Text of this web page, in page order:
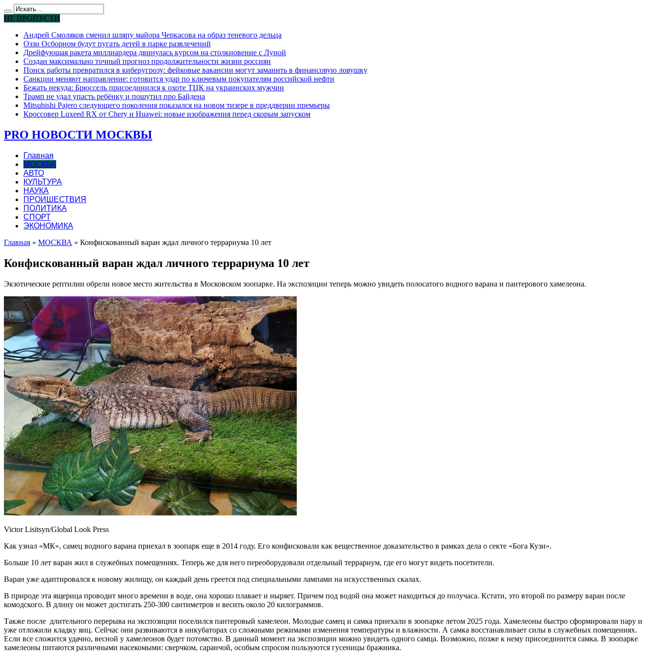
НЕ ПРОПУСТИ
Андрей Смоляков сменил шляпу майора Черкасова на образ теневого дельца
Оззи Осборном будут пугать детей в парке развлечений
Дрейфующая ракета миллиардера двинулась курсом на столкновение с Луной
Создан максимально точный прогноз продолжительности жизни россиян
Поиск работы превратился в киберугрозу: фейковые вакансии могут заманить в финансовую ловушку
Санкции меняют направление: готовится удар по ключевым покупателям российской нефти
Бежать некуда: Брюссель присоединился к охоте ТЦК на украинских мужчин
Трамп не удал упасть ребёнку и пошутил про Байдена
Mitsubishi Pajero следующего поколения показался на новом тизере в преддверии премьеры
Кроссовер Luxeed RX от Chery и Huawei: новые изображения перед скорым запуском
PRO НОВОСТИ МОСКВЫ
Главная
МОСКВА
АВТО
КУЛЬТУРА
НАУКА
ПРОИШЕСТВИЯ
ПОЛИТИКА
СПОРТ
ЭКОНОМИКА
Главная » МОСКВА » Конфискованный варан ждал личного террариума 10 лет
Конфискованный варан ждал личного террариума 10 лет
Экзотические рептилии обрели новое место жительства в Московском зоопарке. На экспозиции теперь можно увидеть полосатого водного варана и пантерового хамелеона.
Victor Lisitsyn/Global Look Press
Как узнал «МК», самец водного варана приехал в зоопарк еще в 2014 году. Его конфисковали как вещественное доказательство в рамках дела о секте «Бога Кузи».
Больше 10 лет варан жил в служебных помещениях. Теперь же для него переоборудовали отдельный террариум, где его могут видеть посетители.
Варан уже адаптировался к новому жилищу, он каждый день греется под специальными лампами на искусственных скалах.
В природе эта ящерица проводит много времени в воде, она хорошо плавает и ныряет. Причем под водой она может находиться до получаса. Кстати, это второй по размеру варан после
комодского. В длину он может достигать 250-300 сантиметров и весить около 20 килограммов.
Также после длительного перерыва на экспозиции поселился пантеровый хамелеон. Молодые самец и самка приехали в зоопарке летом 2025 года. Хамелеоны быстро сформировали пару и
уже отложили кладку яиц. Сейчас они развиваются в инкубаторах со сложными режимами изменения температуры и влажности. А самка восстанавливает силы в служебных помещениях.
Если все сложится удачно, весной у хамелеонов будет потомство. В данный момент на экспозиции можно увидеть одного самца. Возможно, позже к нему присоединится самка. В зоопарке
хамелеоны питаются различными насекомыми: сверчком, саранчой, особым спросом пользуются гусеницы бражника.